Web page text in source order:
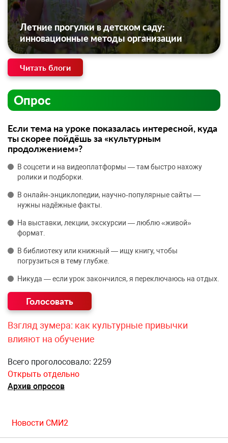
Летние прогулки в детском саду:
инновационные методы организации
Читать блоги
Опрос
Если тема на уроке показалась интересной, куда
ты скорее пойдёшь за «культурным
продолжением»?
В соцсети и на видеоплатформы — там быстро нахожу
ролики и подборки.
В онлайн‑энциклопедии, научно‑популярные сайты —
нужны надёжные факты.
На выставки, лекции, экскурсии — люблю «живой»
формат.
В библиотеку или книжный — ищу книгу, чтобы
погрузиться в тему глубже.
Никуда — если урок закончился, я переключаюсь на отдых.
Взгляд зумера: как культурные привычки
влияют на обучение
Всего проголосовало: 2259
Открыть отдельно
Архив опросов
Новости СМИ2